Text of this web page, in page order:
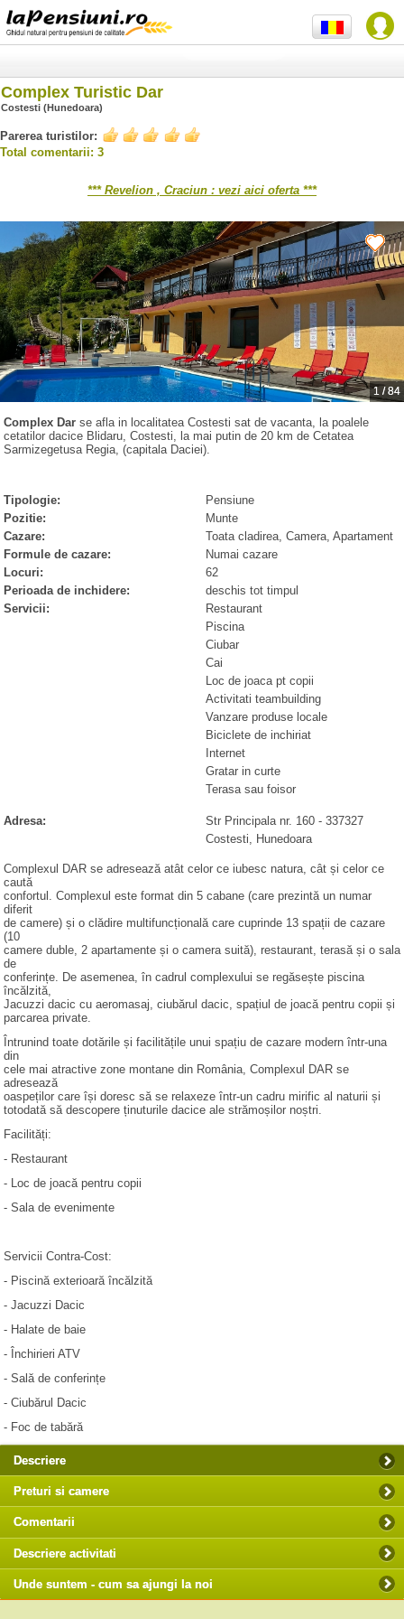
Complex Turistic Dar
Costesti (Hunedoara)
Parerea turistilor:
Total comentarii: 3
*** Revelion , Craciun : vezi aici oferta ***
1 /84
Complex Dar se afla in localitatea Costesti sat de vacanta, la poalele
cetatilor dacice Blidaru, Costesti, la mai putin de 20 km de Cetatea
Sarmizegetusa Regia, (capitala Daciei).
Tipologie:
Pensiune
Pozitie:
Munte
Cazare:
Toata cladirea, Camera, Apartament
Formule de cazare:
Numai cazare
Locuri:
62
Perioada de inchidere:
deschis tot timpul
Servicii:
Restaurant
Piscina
Ciubar
Cai
Loc de joaca pt copii
Activitati teambuilding
Vanzare produse locale
Biciclete de inchiriat
Internet
Gratar in curte
Terasa sau foisor
Adresa: Str Principala nr. 160 -337327
Costesti, Hunedoara
Complexul DAR se adresează atât celor ce iubesc natura, cât și celor ce
caută
confortul. Complexul este format din 5 cabane (care prezintă un numar
diferit
de camere) și o clădire multifuncțională care cuprinde 13 spații de cazare
(10
camere duble, 2 apartamente și o camera suită), restaurant, terasă și o sala
de
conferințe. De asemenea, în cadrul complexului se regăsește piscina
încălzită,
Jacuzzi dacic cu aeromasaj, ciubărul dacic, spațiul de joacă pentru copii și
parcarea private.
Întrunind toate dotările și facilitățile unui spațiu de cazare modern într-una
din
cele mai atractive zone montane din România, Complexul DAR se
adresează
oaspeților care își doresc să se relaxeze într-un cadru mirific al naturii și
totodată să descopere ținuturile dacice ale strămoșilor noștri.
Facilități:
- Restaurant
- Loc de joacă pentru copii
- Sala de evenimente
Servicii Contra-Cost:
- Piscină exterioară încălzită
- Jacuzzi Dacic
- Halate de baie
- Închirieri ATV
- Sală de conferințe
- Ciubărul Dacic
- Foc de tabără
Descriere
Preturi si camere
Comentarii
Descriere activitati
Unde suntem - cum sa ajungi la noi